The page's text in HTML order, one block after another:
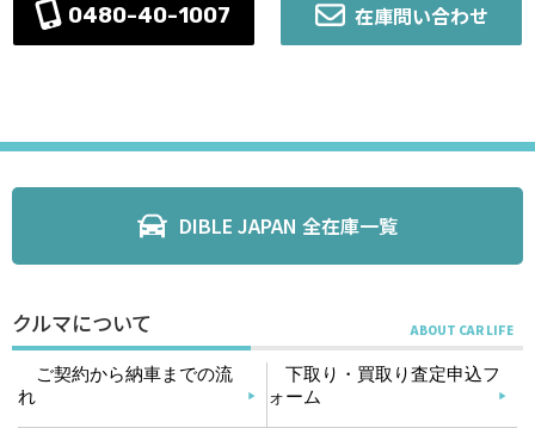
0480-40-1007 在庫問い合わせ
DIBLE JAPAN 全在庫一覧
クルマについて
ご契約から納車までの流
れ
下取り・買取り査定申込フ
ォーム